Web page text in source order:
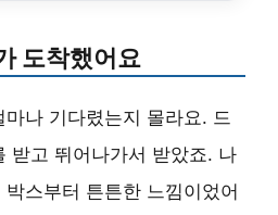
도착했어요
나 기다렸는지 몰라요. 드
받고 뛰어나가서 받았죠. 나
스부터 튼튼한 느낌이었어